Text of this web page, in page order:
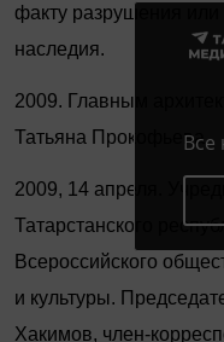
факту разрушения или
наследия.
2009. Главным
Татьяна Прокофьева.
2009, 14 апреля.
Татарстанского
Всероссийского
и культуры.
Хакимов, член-
Все